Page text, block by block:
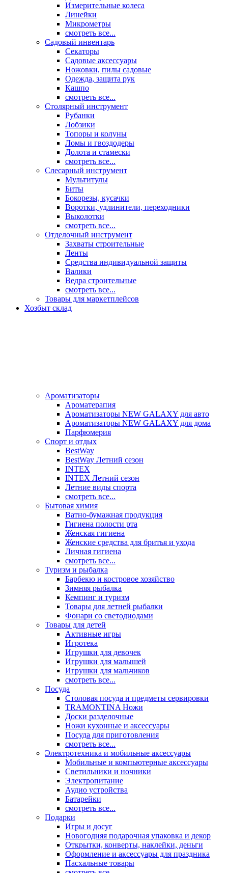
Измерительные колеса
Линейки
Микрометры
смотреть все...
Садовый инвентарь
Секаторы
Садовые аксессуары
Ножовки, пилы садовые
Одежда, защита рук
Кашпо
смотреть все...
Столярный инструмент
Рубанки
Лобзики
Топоры и колуны
Ломы и гвоздодеры
Долота и стамески
смотреть все...
Слесарный инструмент
Мультитулы
Биты
Бокорезы, кусачки
Воротки, удлинители, переходники
Выколотки
смотреть все...
Отделочный инструмент
Захваты строительные
Ленты
Средства индивидуальной защиты
Валики
Ведра строительные
смотреть все...
Товары для маркетплейсов
Хозбыт склад
Ароматизаторы
Ароматерапия
Ароматизаторы NEW GALAXY для авто
Ароматизаторы NEW GALAXY для дома
Парфюмерия
Спорт и отдых
BestWay
BestWay Летний сезон
INTEX
INTEX Летний сезон
Летние виды спорта
смотреть все...
Бытовая химия
Ватно-бумажная продукция
Гигиена полости рта
Женская гигиена
Женские средства для бритья и ухода
Личная гигиена
смотреть все...
Туризм и рыбалка
Барбекю и костровое хозяйство
Зимняя рыбалка
Кемпинг и туризм
Товары для летней рыбалки
Фонари со светодиодами
Товары для детей
Активные игры
Игротека
Игрушки для девочек
Игрушки для малышей
Игрушки для мальчиков
смотреть все...
Посуда
Столовая посуда и предметы сервировки
TRAMONTINA Ножи
Доски разделочные
Ножи кухонные и аксессуары
Посуда для приготовления
смотреть все...
Электротехника и мобильные аксессуары
Мобильные и компьютерные аксессуары
Светильники и ночники
Электропитание
Аудио устройства
Батарейки
смотреть все...
Подарки
Игры и досуг
Новогодняя подарочная упаковка и декор
Открытки, конверты, наклейки, деньги
Оформление и аксессуары для праздника
Пасхальные товары